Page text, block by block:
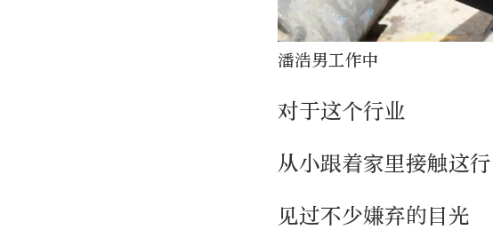
潘浩男工作中
对于这个行业
从小跟着家里接触这
见过不少嫌弃的目光